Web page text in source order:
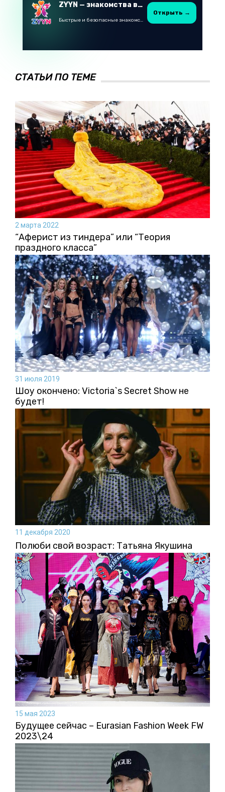
ZYYN — знакомства в Казахстане
Быстрые и безопасные знакомства в Telegram
Открыть →
СТАТЬИ ПО ТЕМЕ
2 марта 2022
“Аферист из тиндера” или “Теория
праздного класса”
31 июля 2019
Шоу окончено: Victoria`s Secret Show не
будет!
11 декабря 2020
Полюби свой возраст: Татьяна Якушина
15 мая 2023
Будущее сейчас – Eurasian Fashion Week FW
2023\24